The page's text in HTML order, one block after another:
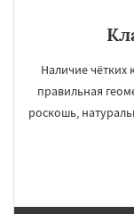
Наличие
правильная
роскошь,